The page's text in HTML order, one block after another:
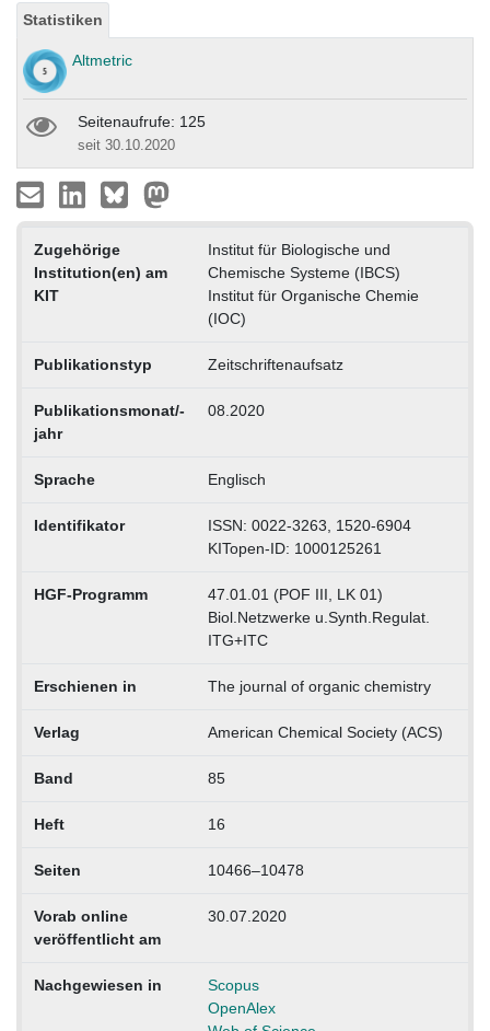
Statistiken
Altmetric
Seitenaufrufe: 125
seit 30.10.2020
Zugehörige
Institution(en) am
KIT
Institut für Biologische und
Chemische Systeme (IBCS)
Institut für Organische Chemie
(IOC)
Publikationstyp Zeitschriftenaufsatz
Publikationsmonat/-
jahr
08.2020
Sprache Englisch
Identifikator
ISSN: 0022-3263, 1520-6904
KITopen-ID: 1000125261
HGF-Programm
47.01.01 (POF III, LK 01)
Biol.Netzwerke u.Synth.Regulat.
ITG+ITC
Erschienen in The journal of organic chemistry
Verlag American Chemical Society (ACS)
Band 85
Heft 16
Seiten 10466–10478
Vorab online
veröffentlicht am
30.07.2020
Nachgewiesen in
Scopus
OpenAlex